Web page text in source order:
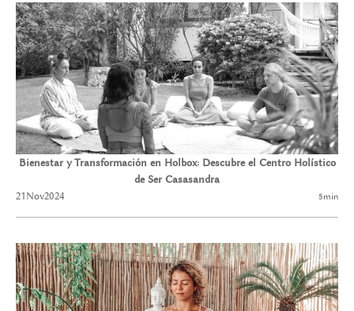
Bienestar y Transformación en Holbox: Descubre el Centro Holístico
de Ser Casasandra
21Nov2024 5min